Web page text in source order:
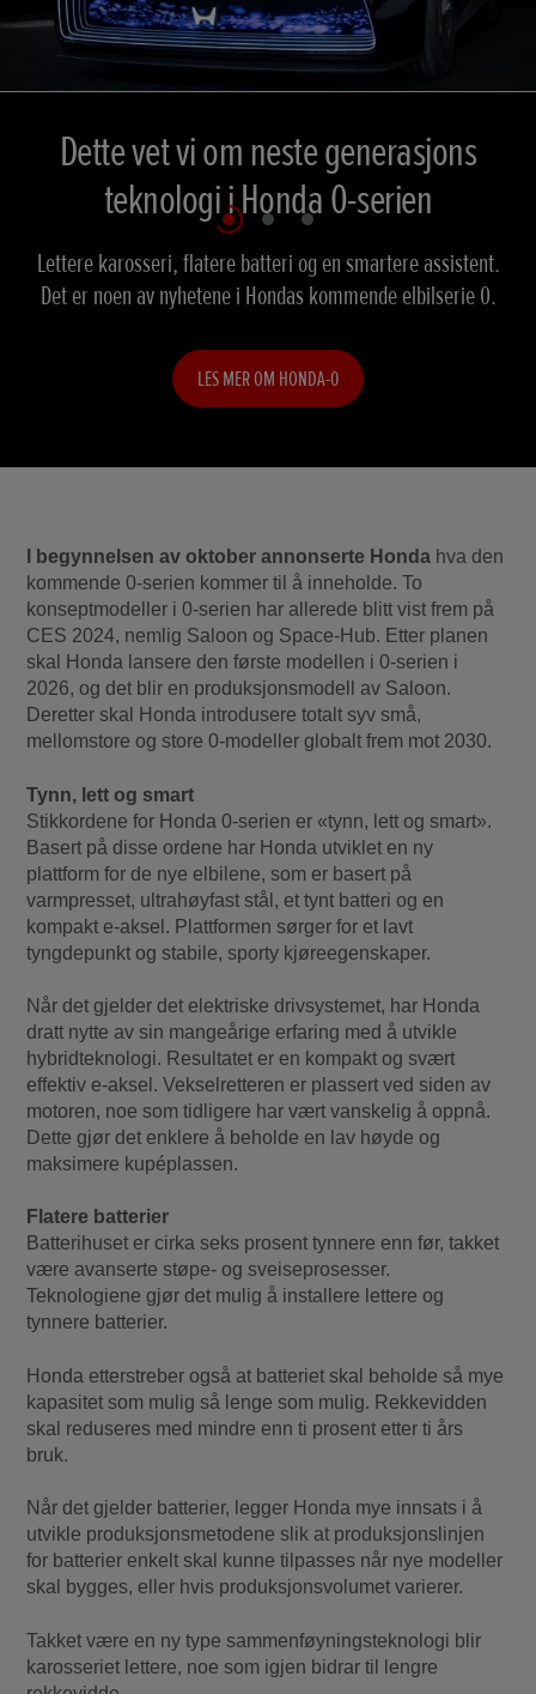
Dette vet vi om neste generasjons
teknologi i Honda 0-serien
Lettere karosseri, flatere batteri og en smartere assistent.
Det er noen av nyhetene i Hondas kommende elbilserie 0.
LES MER OM HONDA-0
Lettere karosseri, flatere batteri og en smartere assistent.
Det er noen av nyhetene i Hondas kommende elbilserie 0.
LES MER OM HONDA-0
I begynnelsen av oktober annonserte Honda hva den
kommende 0-serien kommer til å inneholde. To
konseptmodeller i 0-serien har allerede blitt vist frem på
CES 2024, nemlig Saloon og Space-Hub. Etter planen
skal Honda lansere den første modellen i 0-serien i
2026, og det blir en produksjonsmodell av Saloon.
Deretter skal Honda introdusere totalt syv små,
mellomstore og store 0-modeller globalt frem mot 2030.
Tynn, lett og smart
Stikkordene for Honda 0-serien er «tynn, lett og smart».
Basert på disse ordene har Honda utviklet en ny
plattform for de nye elbilene, som er basert på
varmpresset, ultrahøyfast stål, et tynt batteri og en
kompakt e-aksel. Plattformen sørger for et lavt
tyngdepunkt og stabile, sporty kjøreegenskaper.
Når det gjelder det elektriske drivsystemet, har Honda
dratt nytte av sin mangeårige erfaring med å utvikle
hybridteknologi. Resultatet er en kompakt og svært
effektiv e-aksel. Vekselretteren er plassert ved siden av
motoren, noe som tidligere har vært vanskelig å oppnå.
Dette gjør det enklere å beholde en lav høyde og
maksimere kupéplassen.
Flatere batterier
Batterihuset er cirka seks prosent tynnere enn før, takket
være avanserte støpe- og sveiseprosesser.
Teknologiene gjør det mulig å installere lettere og
tynnere batterier.
Honda etterstreber også at batteriet skal beholde så mye
kapasitet som mulig så lenge som mulig. Rekkevidden
skal reduseres med mindre enn ti prosent etter ti års
bruk.
Når det gjelder batterier, legger Honda mye innsats i å
utvikle produksjonsmetodene slik at produksjonslinjen
for batterier enkelt skal kunne tilpasses når nye modeller
skal bygges, eller hvis produksjonsvolumet varierer.
Takket være en ny type sammenføyningsteknologi blir
karosseriet lettere, noe som igjen bidrar til lengre